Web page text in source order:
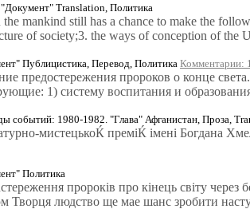
"Документ" Translation, Политика
mankind still has a chance to make the
of society;3. the ways of conception of the
Публицистика, Перевод, Политика Комментарии:
предостережения пророков о конце
1) систему воспитания и
событий: 1980-1982. "Глава" Афганистан, Проза,
мистецькоЌ премiЌ iменi Богдана
Политика
пророкiв про кiнець свiту через
Творця людство ще маe шанс зробити